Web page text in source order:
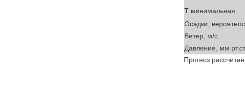
T минимальная
Осадки,
Ветер, м/с
Давление, мм рт.ст
Прогноз